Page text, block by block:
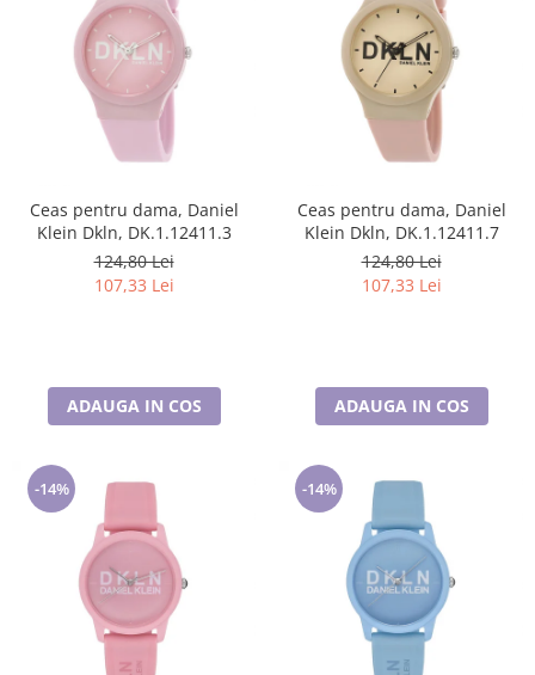
Ceas pentru dama, Daniel
Klein Dkln, DK.1.12411.3
124,80 Lei
107,33 Lei
ADAUGA IN COS
Ceas pentru dama, Daniel
Klein Dkln, DK.1.12411.7
124,80 Lei
107,33 Lei
ADAUGA IN COS
-14% -14%